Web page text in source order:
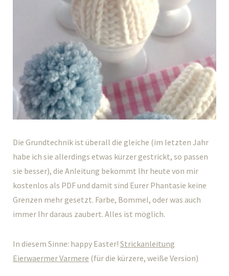
Die Grundtechnik ist überall die gleiche (im letzten Jahr
habe ich sie allerdings etwas kürzer gestrickt, so passen
sie besser), die Anleitung bekommt Ihr heute von mir
kostenlos als PDF und damit sind Eurer Phantasie keine
Grenzen mehr gesetzt. Farbe, Bommel, oder was auch
immer Ihr daraus zaubert. Alles ist möglich.
In diesem Sinne: happy Easter! Strickanleitung
Eierwaermer Varmere (für die kürzere, weiße Version)